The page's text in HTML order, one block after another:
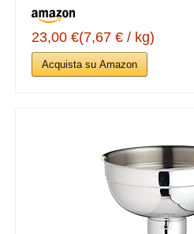
23,00 €(7,67 € / kg)
Acquista su Amazon